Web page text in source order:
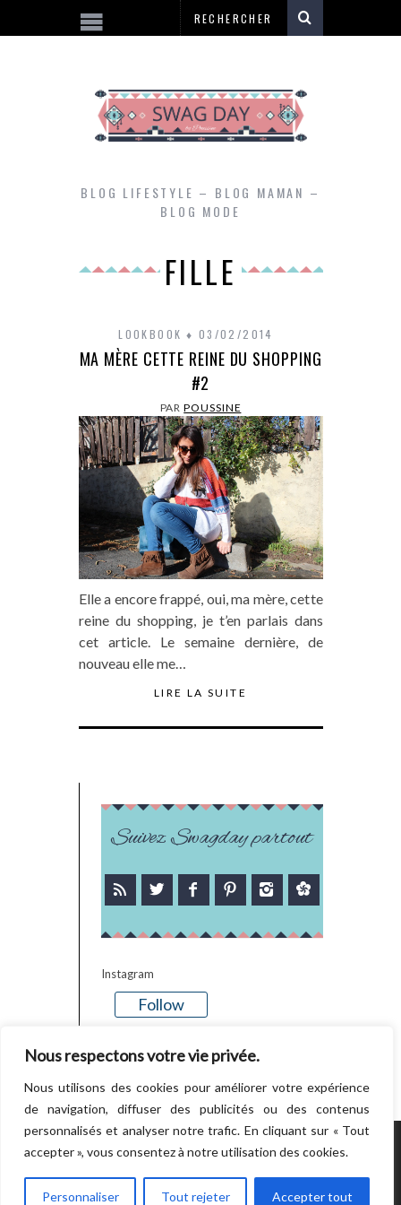
Nous respectons votre vie privée.
Nous utilisons des cookies pour améliorer votre expérience
de navigation, diffuser des publicités ou des contenus
personnalisés et analyser notre trafic. En cliquant sur « Tout
accepter », vous consentez à notre utilisation des cookies.
Personnaliser Tout rejeter Accepter tout
BLOG LIFESTYLE – BLOG MAMAN –
BLOG MODE
FILLE
LOOKBOOK 03/02/2014
MA MÈRE CETTE REINE DU SHOPPING
#2
PARPOUSSINE
Elle a encore frappé, oui, ma mère, cette
reine du shopping, je t’en parlais dans
cet article. Le semaine dernière, de
nouveau elle me…
LIRE LA SUITE
Suivez Swagday partout
Instagram
Follow
POWERED BY WORDPRESS.CREATED BY
THEMESINDEP
RETOUR EN HAUT